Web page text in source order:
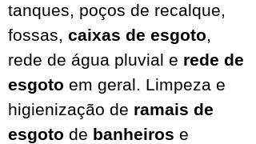
tanques, poços de recalque,
fossas, caixas de esgoto,
rede de água pluvial e rede de
esgoto em geral. Limpeza e
higienização de ramais de
esgoto de banheiros e